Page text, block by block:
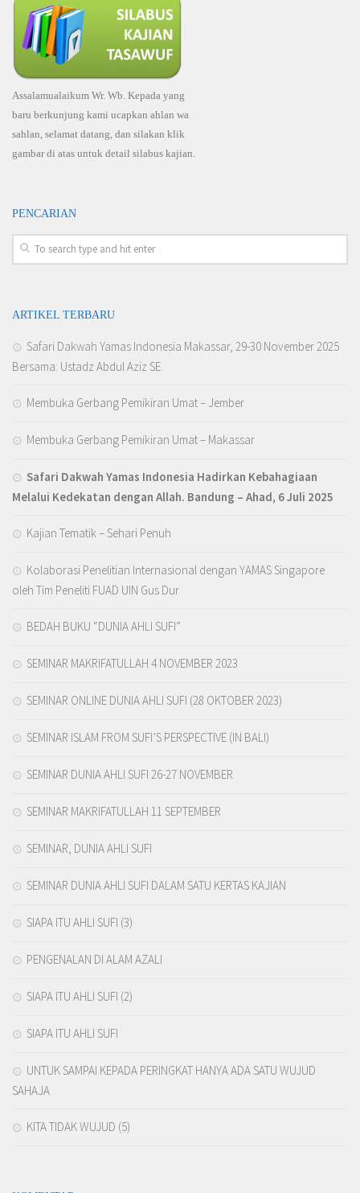
Assalamualaikum Wr. Wb. Kepada yang
baru berkunjung kami ucapkan ahlan wa
sahlan, selamat datang, dan silakan klik
gambar di atas untuk detail silabus kajian.
PENCARIAN
ARTIKEL TERBARU
Safari Dakwah Yamas Indonesia Makassar, 29-30 November 2025
Bersama: Ustadz Abdul Aziz SE.
Membuka Gerbang Pemikiran Umat – Jember
Membuka Gerbang Pemikiran Umat – Makassar
Safari Dakwah Yamas Indonesia Hadirkan Kebahagiaan
Melalui Kedekatan dengan Allah. Bandung – Ahad, 6 Juli 2025
Kajian Tematik – Sehari Penuh
Kolaborasi Penelitian Internasional dengan YAMAS Singapore
oleh Tim Peneliti FUAD UIN Gus Dur
BEDAH BUKU “DUNIA AHLI SUFI”
SEMINAR MAKRIFATULLAH 4 NOVEMBER 2023
SEMINAR ONLINE DUNIA AHLI SUFI (28 OKTOBER 2023)
SEMINAR ISLAM FROM SUFI’S PERSPECTIVE (IN BALI)
SEMINAR DUNIA AHLI SUFI 26-27 NOVEMBER
SEMINAR MAKRIFATULLAH 11 SEPTEMBER
SEMINAR, DUNIA AHLI SUFI
SEMINAR DUNIA AHLI SUFI DALAM SATU KERTAS KAJIAN
SIAPA ITU AHLI SUFI (3)
PENGENALAN DI ALAM AZALI
SIAPA ITU AHLI SUFI (2)
SIAPA ITU AHLI SUFI
UNTUK SAMPAI KEPADA PERINGKAT HANYA ADA SATU WUJUD
SAHAJA
KITA TIDAK WUJUD (5)